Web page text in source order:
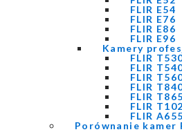
FLIR E54
FLIR E76
FLIR E86
FLIR E96
Kamery
FLIR
FLIR
FLIR
FLIR
FLIR T865
FLIR
FLIR
Porównanie kamer